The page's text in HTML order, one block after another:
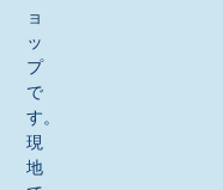
ョ
ッ
プ
で
す。
現
地